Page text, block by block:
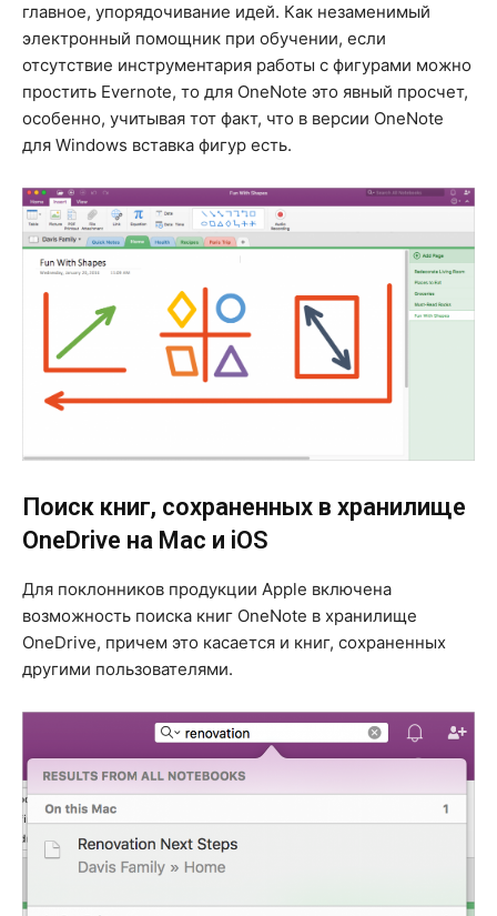
главное, упорядочивание идей. Как незаменимый
электронный помощник при обучении, если
отсутствие инструментария работы с фигурами можно
простить Evernote, то для OneNote это явный просчет,
особенно, учитывая тот факт, что в версии OneNote
для Windows вставка фигур есть.
Поиск книг, сохраненных в хранилище
OneDrive на Mac и iOS
Для поклонников продукции Apple включена
возможность поиска книг OneNote в хранилище
OneDrive, причем это касается и книг, сохраненных
другими пользователями.